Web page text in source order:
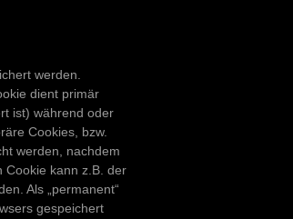
werden.
dient primär
ist) während oder
Cookies, bzw.
werden, nachdem
Cookie kann z.B. der
Als „permanent“
gespeichert